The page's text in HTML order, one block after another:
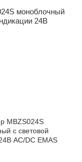
моноблочный
24В